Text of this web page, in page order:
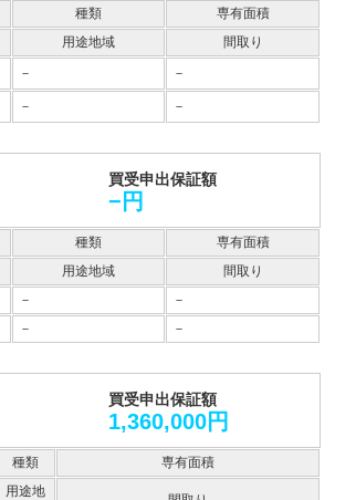
種類
専有面積
用途地域
間取り
－ －
－ －
買受申出保証額
−円
種類
専有面積
用途地域 間取り
－
－
－ －
買受申出保証額
1,360,000円
種類 専有面積
用途地